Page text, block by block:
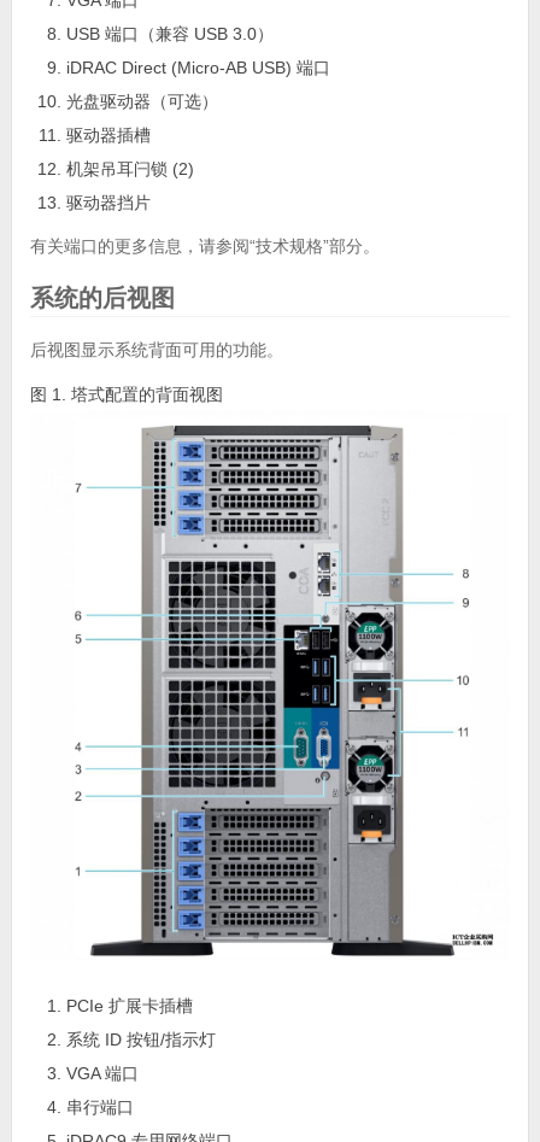
USB 端口（兼容 USB 3.0）
iDRAC Direct (Micro-AB USB) 端口
光盘驱动器（可选）
驱动器插槽
机架吊耳闩锁 (2)
驱动器挡片
有关端口的更多信息，请参阅“技术规格”部分。
系统的后视图
后视图显示系统背面可用的功能。
图 1. 塔式配置的背面视图
PCIe 扩展卡插槽
系统 ID 按钮/指示灯
VGA 端口
串行端口